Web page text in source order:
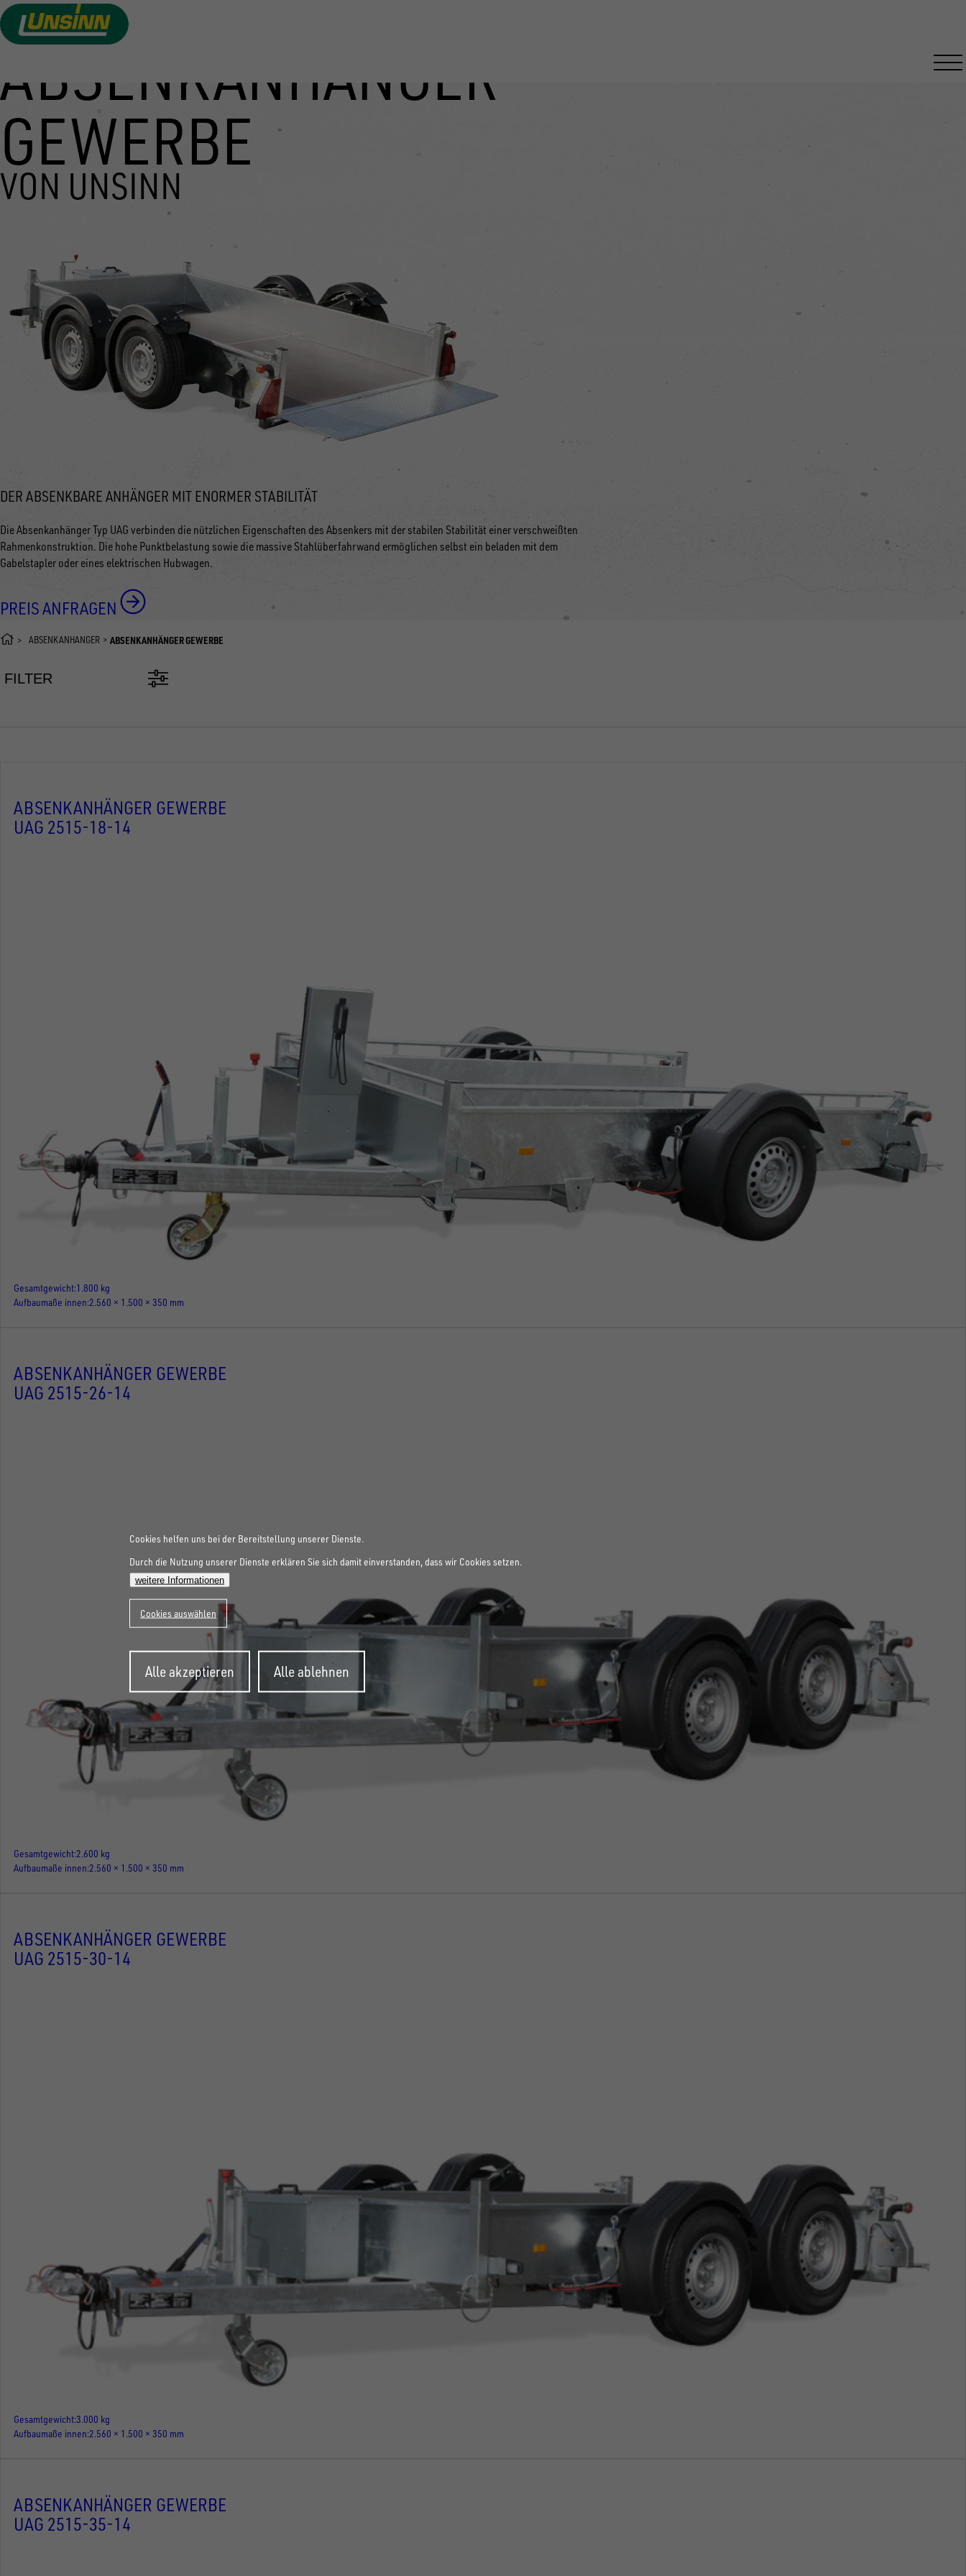
Inhalt
ABSENKANHÄNGER
GEWERBE
VON UNSINN
DER ABSENKBARE ANHÄNGER MIT ENORMER STABILITÄT
Die Absenkanhänger Typ UAG verbinden die nützlichen Eigenschaften des Absenkers mit der stabilen Stabilität einer verschweißten
Rahmenkonstruktion. Die hohe Punktbelastung sowie die massive Stahlüberfahrwand ermöglichen selbst ein beladen mit dem
Gabelstapler oder eines elektrischen Hubwagen.
PREIS ANFRAGEN
ABSENKANHÄNGER ABSENKANHÄNGER GEWERBE
FILTER
ABSENKANHÄNGER GEWERBE
UAG 2515-18-14
Gesamtgewicht 1.800 kg
Aufbaumaße innen 2.560 × 1.500 × 350 mm
ABSENKANHÄNGER GEWERBE
UAG 2515-26-14
Gesamtgewicht 2.600 kg
Aufbaumaße innen 2.560 × 1.500 × 350 mm
ABSENKANHÄNGER GEWERBE
UAG 2515-30-14
Gesamtgewicht3.000 kg
Aufbaumaße innen 2.560 × 1.500 × 350 mm
ABSENKANHÄNGER GEWERBE
UAG 2515-35-14
Cookies helfen uns bei der Bereitstellung unserer Dienste.
Durch die Nutzung unserer Dienste erklären Sie sich damit einverstanden, dass wir Cookies setzen.
weitere Informationen
Cookies auswählen
Alle akzeptieren
zurückziehen
Alle ablehnen